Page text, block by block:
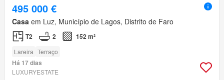
495 000 €
Casa em Luz, Município de Lagos, Distrito de Faro
T2 2 152 m²
Lareira Terraço
Há 17 dias
LUXURYESTATE